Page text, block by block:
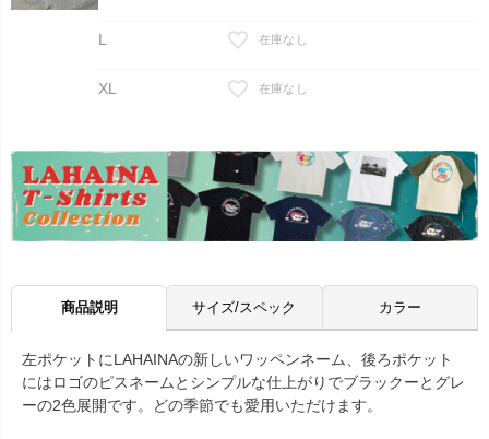
L 在庫なし
XL 在庫なし
商品説明 サイズ/スペック カラー
左ポケットにLAHAINAの新しいワッペンネーム、後ろポケット
にはロゴのピスネームとシンプルな仕上がりでブラックーとグレ
ーの2色展開です。どの季節でも愛用いただけます。